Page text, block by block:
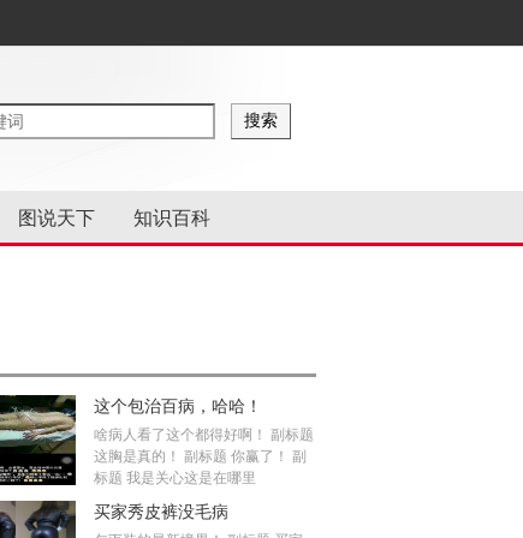
图说天下 知识百科
这个包治百病，哈哈！
啥病人看了这个都得好啊！ 副标题
这胸是真的！ 副标题 你赢了！ 副
标题 我是关心这是在哪里
买家秀皮裤没毛病